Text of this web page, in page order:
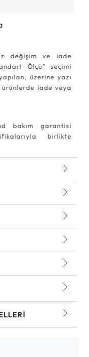
değişim ve iade
Ölçü" seçimi
üzerine yazı
iade veya
bakım garantisi
birlikte